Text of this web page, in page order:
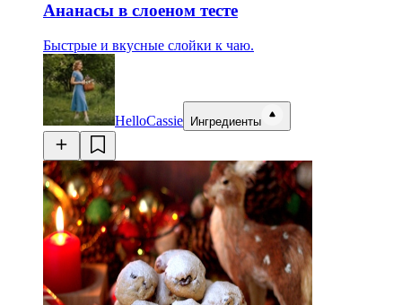
Ананасы в слоеном тесте
Быстрые и вкусные слойки к чаю.
HelloCassie Ингредиенты